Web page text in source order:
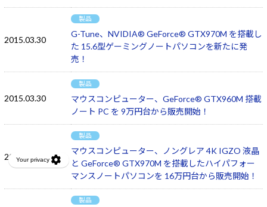
2015.03.30
製品
G-Tune、NVIDIA® GeForce® GTX970M を搭載し
た 15.6型ゲーミングノートパソコンを新たに発
売！
2015.03.30
製品
マウスコンピューター、GeForce® GTX960M 搭載
ノート PC を 9万円台から販売開始！
2015.03.30
製品
マウスコンピューター、ノングレア 4K IGZO 液晶
と GeForce® GTX970M を搭載したハイパフォー
マンスノートパソコンを 16万円台から販売開始！
製品